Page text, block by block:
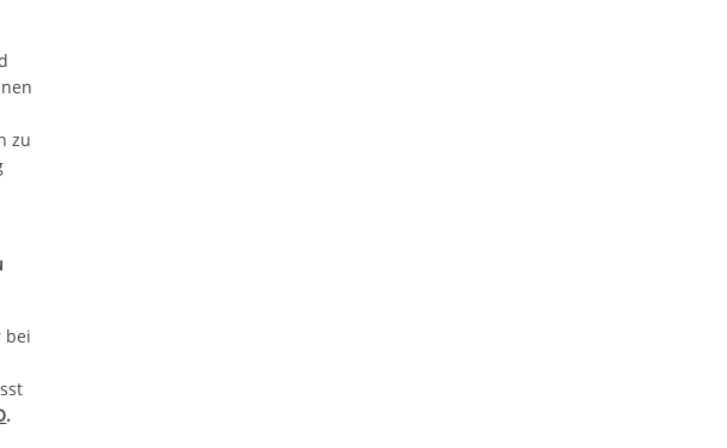
zu
bei
.